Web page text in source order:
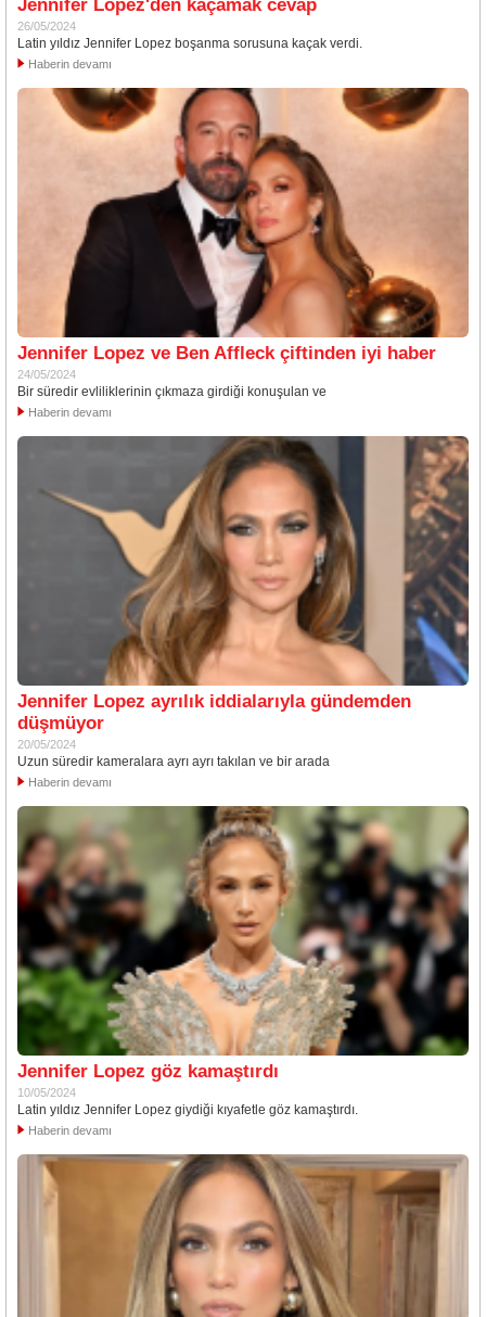
Jennifer Lopez'den kaçamak cevap
26/05/2024
Latin yıldız Jennifer Lopez boşanma sorusuna kaçak verdi.
Haberin devamı
Jennifer Lopez ve Ben Affleck çiftinden iyi haber
24/05/2024
Bir süredir evliliklerinin çıkmaza girdiği konuşulan ve
Haberin devamı
Jennifer Lopez ayrılık iddialarıyla gündemden
düşmüyor
20/05/2024
Uzun süredir kameralara ayrı ayrı takılan ve bir arada
Haberin devamı
Jennifer Lopez göz kamaştırdı
10/05/2024
Latin yıldız Jennifer Lopez giydiği kıyafetle göz kamaştırdı.
Haberin devamı